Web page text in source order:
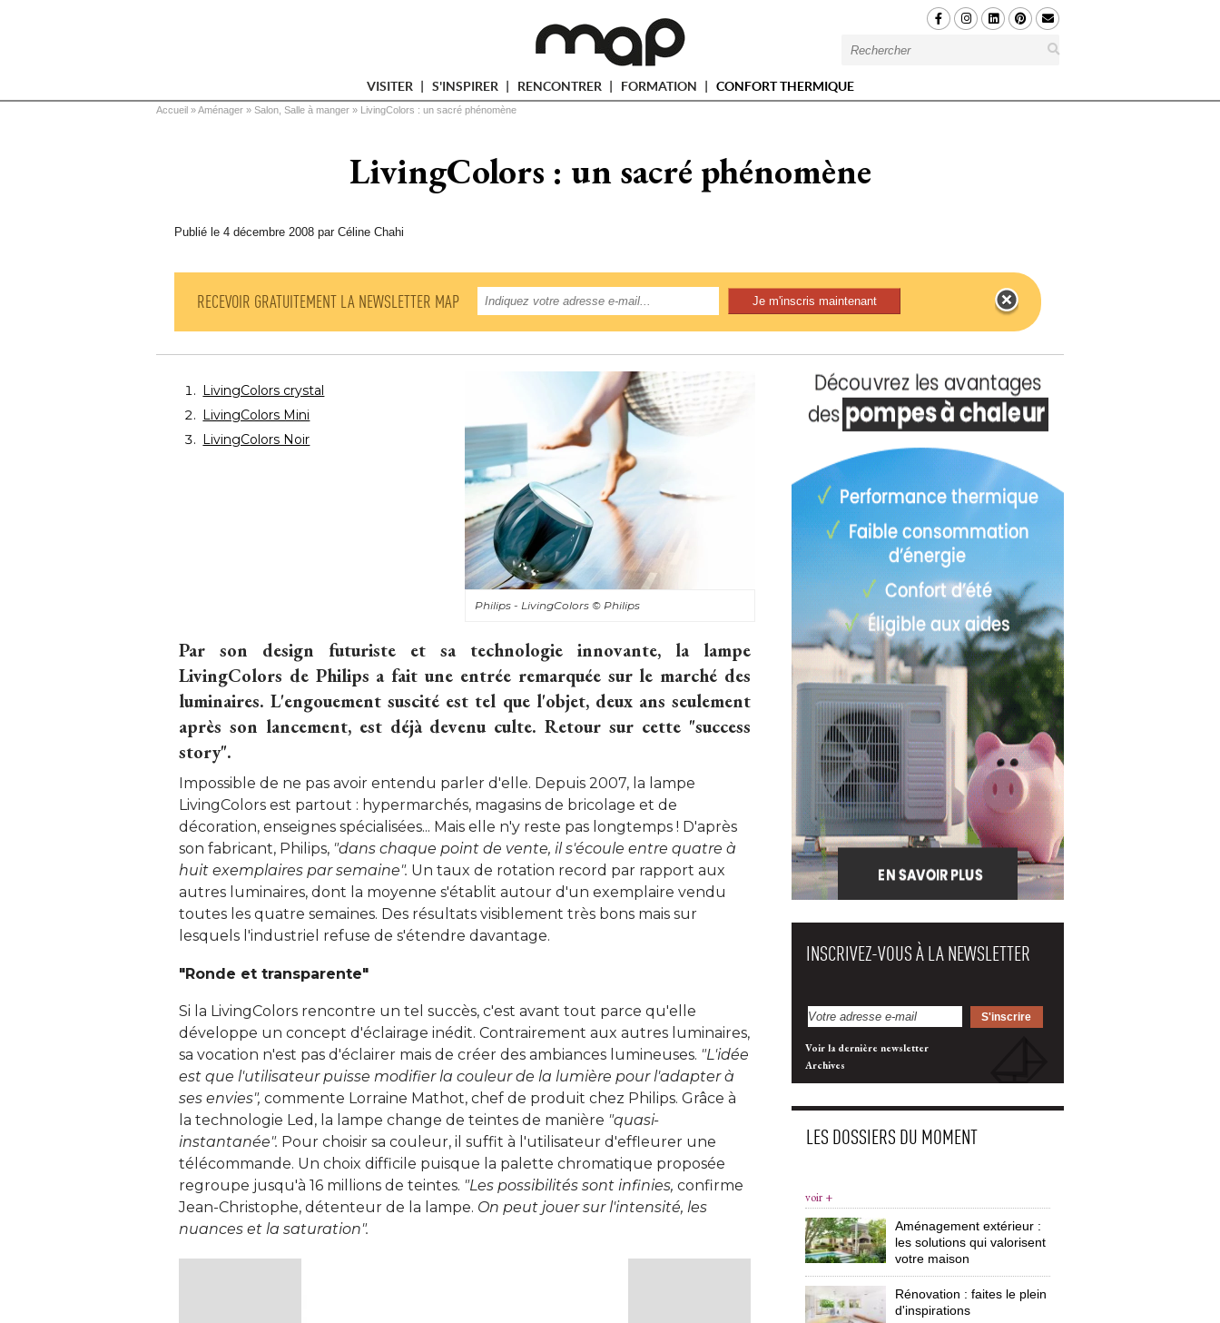
VISITER S'INSPIRER RENCONTRER FORMATION CONFORT THERMIQUE
Vous êtes ici
Accueil » Aménager » Salon, Salle à manger » LivingColors : un sacré phénomène
LivingColors : un sacré phénomène
Publié le 4 décembre 2008 par Céline Chahi
RECEVOIR GRATUITEMENT LA NEWSLETTER MAP
Philips - LivingColors © Philips
LivingColors crystal
LivingColors Mini
LivingColors Noir
Par son design futuriste et sa technologie innovante, la lampe
LivingColors de Philips a fait une entrée remarquée sur le marché des
luminaires. L'engouement suscité est tel que l'objet, deux ans seulement
après son lancement, est déjà devenu culte. Retour sur cette "success
story".
Impossible de ne pas avoir entendu parler d'elle. Depuis 2007, la lampe
LivingColors est partout : hypermarchés, magasins de bricolage et de
décoration, enseignes spécialisées... Mais elle n'y reste pas longtemps ! D'après
son fabricant, Philips, "dans chaque point de vente, il s'écoule entre quatre à
huit exemplaires par semaine". Un taux de rotation record par rapport aux
autres luminaires, dont la moyenne s'établit autour d'un exemplaire vendu
toutes les quatre semaines. Des résultats visiblement très bons mais sur
lesquels l'industriel refuse de s'étendre davantage.
"Ronde et transparente"
Si la LivingColors rencontre un tel succès, c'est avant tout parce qu'elle
développe un concept d'éclairage inédit. Contrairement aux autres luminaires,
sa vocation n'est pas d'éclairer mais de créer des ambiances lumineuses. "L'idée
est que l'utilisateur puisse modifier la couleur de la lumière pour l'adapter à
ses envies", commente Lorraine Mathot, chef de produit chez Philips. Grâce à
la technologie Led, la lampe change de teintes de manière "quasi-
instantanée". Pour choisir sa couleur, il suffit à l'utilisateur d'effleurer une
télécommande. Un choix difficile puisque la palette chromatique proposée
regroupe jusqu'à 16 millions de teintes. "Les possibilités sont infinies, confirme
Jean-Christophe, détenteur de la lampe. On peut jouer sur l'intensité, les
nuances et la saturation".
INSCRIVEZ-VOUS À LA NEWSLETTER
Voir la dernière newsletter
Archives
LES DOSSIERS DU MOMENT
voir +
Aménagement extérieur :
les solutions qui valorisent
votre maison
Rénovation : faites le plein
d'inspirations